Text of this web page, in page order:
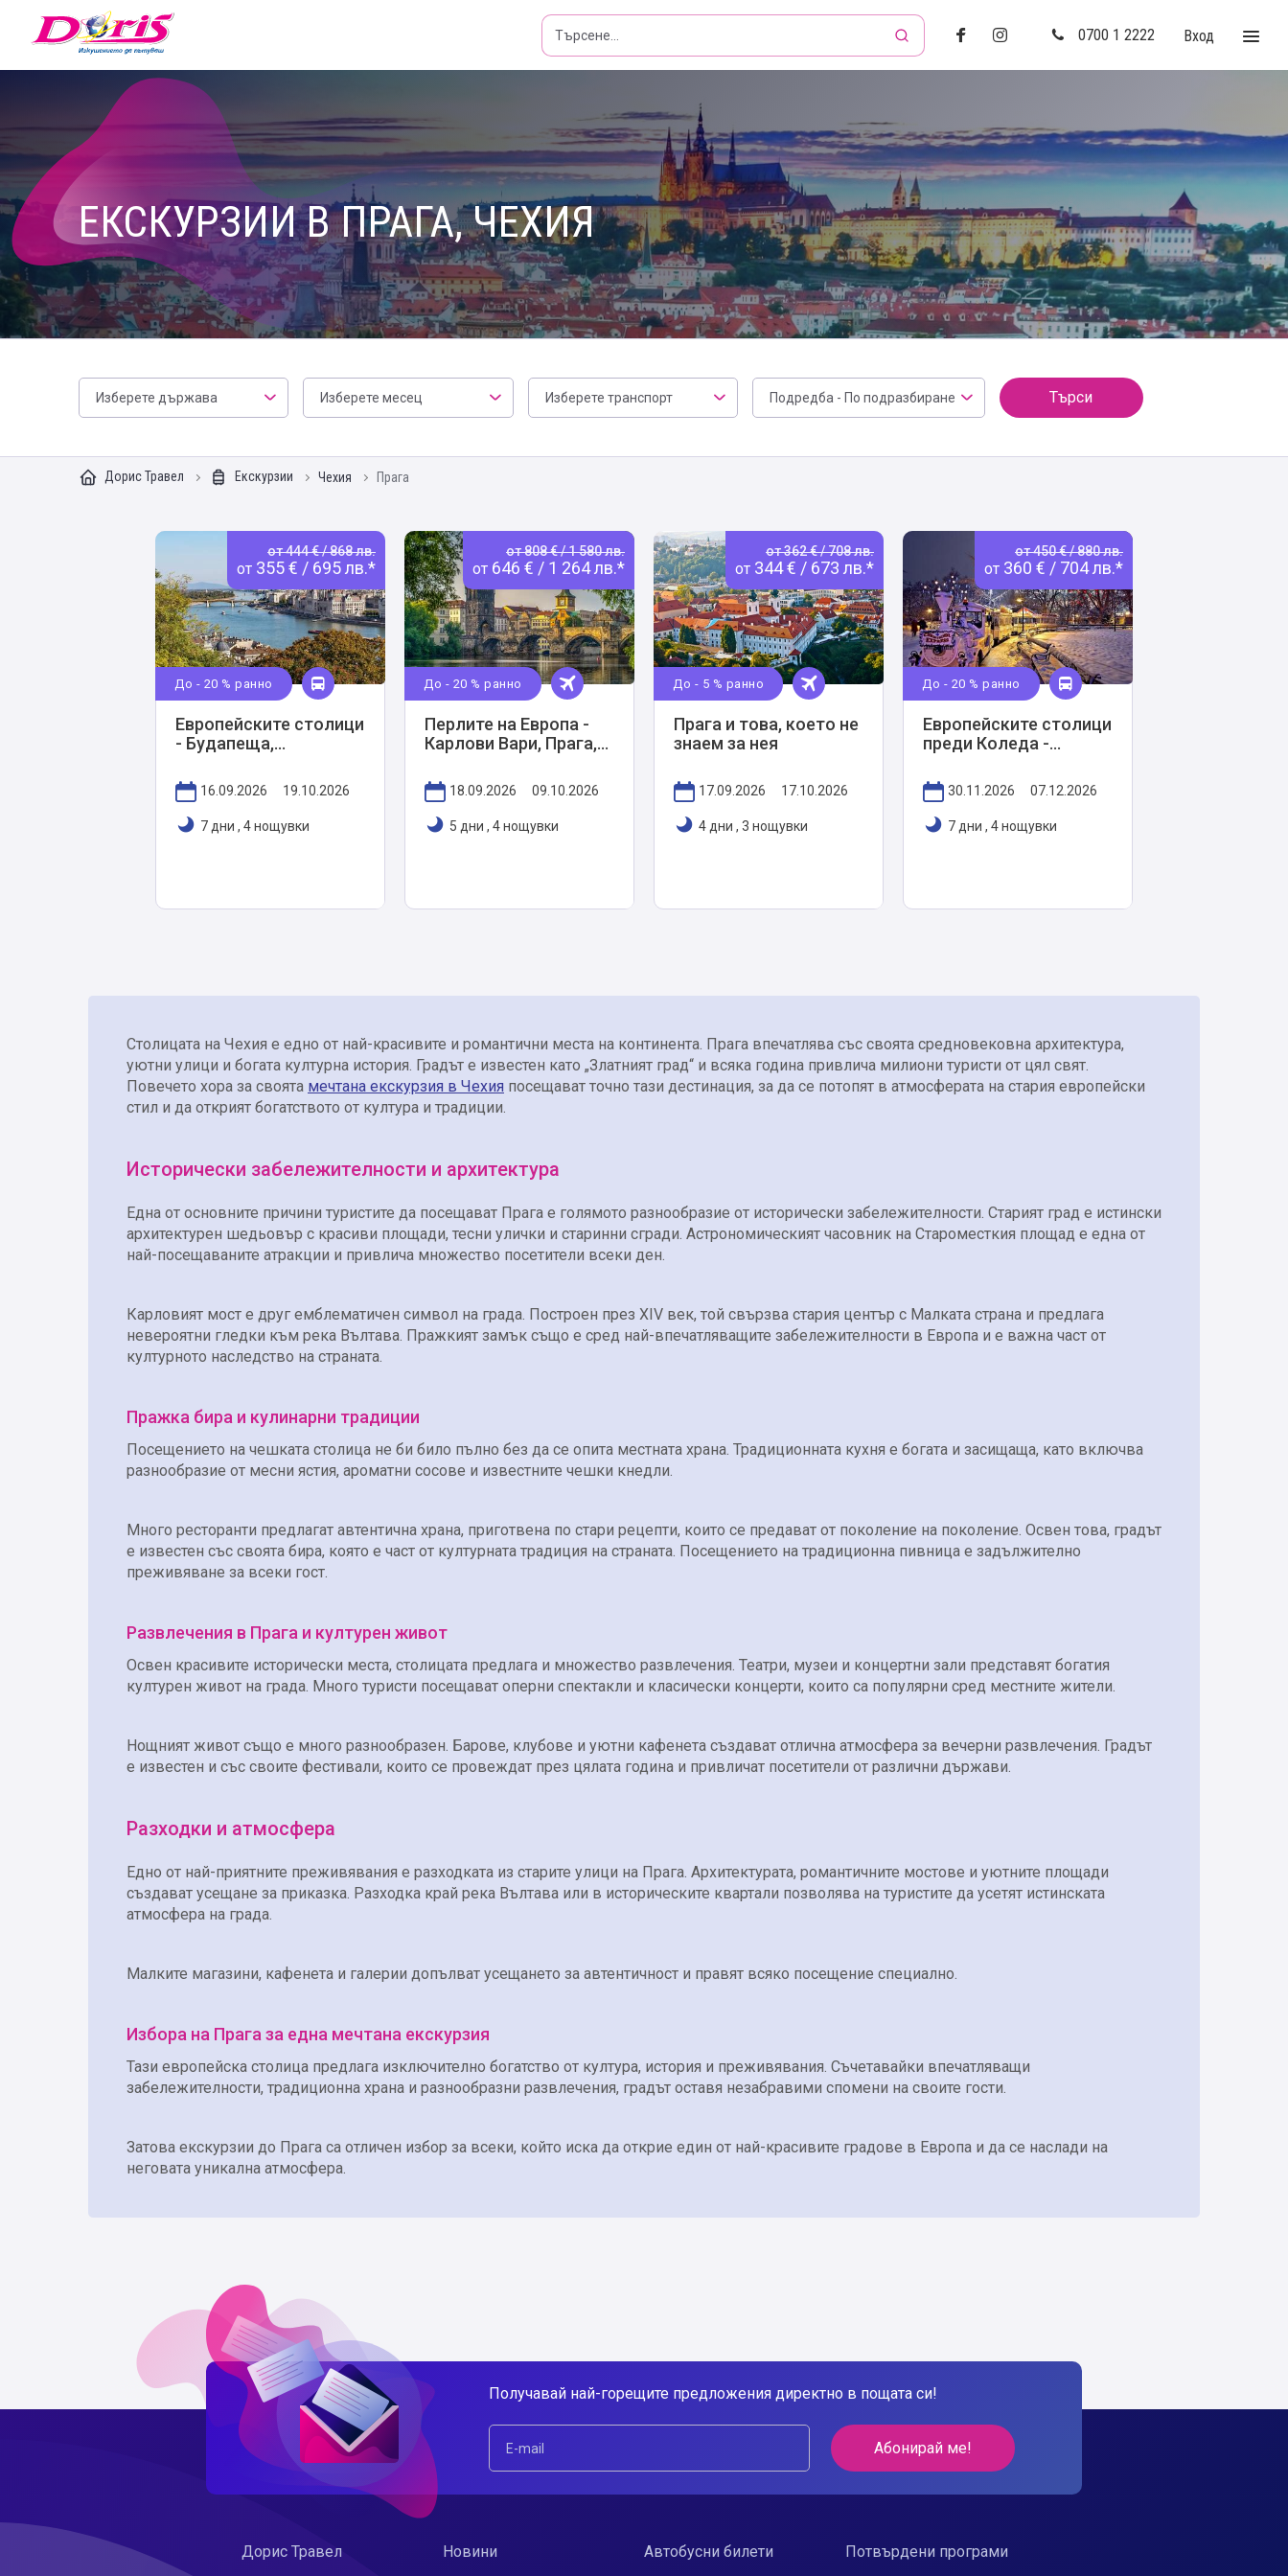
Doris - Изкушението да пътуваш
0700 1 2222
Вход
ЕКСКУРЗИИ В ПРАГА, ЧЕХИЯ
Изберете държава
Месец
Изберете месец
Транспорт
Изберете транспорт
Филтър
Подредба - По подразбиране Търси
Дорис Травел Екскурзии Чехия Прага
от 444 € / 868 лв.
от 355 € / 695 лв.*
До - 20 % ранно
Европейските столици
- Будапеща,
Виена16.09.2026 19.10.2026
7 дни , 4 нощувки
от 808 € / 1 580 лв.
от 646 € / 1 264 лв.*
До - 20 % ранно
Перлите на Европа -
Карлови Вари, Прага,
18.09.2026 09.10.2026
5 дни , 4 нощувки
от 362 € / 708 лв.
от 344 € / 673 лв.*
До - 5 % ранно
Прага и това, което не
знаем за нея
17.09.2026 17.10.2026
4 дни , 3 нощувки
от 450 € / 880 лв.
от 360 € / 704 лв.*
До - 20 % ранно
Европейските столици
преди Коледа -
Братислава, Прага и
Виена30.11.2026 07.12.2026
7 дни , 4 нощувки
Столицата на Чехия е едно от най-красивите и романтични места на континента. Прага впечатлява със своята средновековна архитектура,
уютни улици и богата културна история. Градът е известен като „Златният град“ и всяка година привлича милиони туристи от цял свят.
Повечето хора за своята мечтана екскурзия в Чехия посещават точно тази дестинация, за да се потопят в атмосферата на стария европейски
стил и да открият богатството от култура и традиции.
Исторически забележителности и архитектура
Една от основните причини туристите да посещават Прага е голямото разнообразие от исторически забележителности. Старият град е истински
архитектурен шедьовър с красиви площади, тесни улички и старинни сгради. Астрономическият часовник на Староместкия площад е една от
най-посещаваните атракции и привлича множество посетители всеки ден.
Карловият мост е друг емблематичен символ на града. Построен през XIV век, той свързва стария център с Малката страна и предлага
невероятни гледки към река Вълтава. Пражкият замък също е сред най-впечатляващите забележителности в Европа и е важна част от
културното наследство на страната.
Пражка бира и кулинарни традиции
Посещението на чешката столица не би било пълно без да се опита местната храна. Традиционната кухня е богата и засищаща, като включва
разнообразие от месни ястия, ароматни сосове и известните чешки кнедли.
Много ресторанти предлагат автентична храна, приготвена по стари рецепти, които се предават от поколение на поколение. Освен това, градът
е известен със своята бира, която е част от културната традиция на страната. Посещението на традиционна пивница е задължително
преживяване за всеки гост.
Развлечения в Прага и културен живот
Освен красивите исторически места, столицата предлага и множество развлечения. Театри, музеи и концертни зали представят богатия
културен живот на града. Много туристи посещават оперни спектакли и класически концерти, които са популярни сред местните жители.
Нощният живот също е много разнообразен. Барове, клубове и уютни кафенета създават отлична атмосфера за вечерни развлечения. Градът
е известен и със своите фестивали, които се провеждат през цялата година и привличат посетители от различни държави.
Разходки и атмосфера
Едно от най-приятните преживявания е разходката из старите улици на Прага. Архитектурата, романтичните мостове и уютните площади
създават усещане за приказка. Разходка край река Вълтава или в историческите квартали позволява на туристите да усетят истинската
атмосфера на града.
Малките магазини, кафенета и галерии допълват усещането за автентичност и правят всяко посещение специално.
Избора на Прага за една мечтана екскурзия
Тази европейска столица предлага изключително богатство от култура, история и преживявания. Съчетавайки впечатляващи
забележителности, традиционна храна и разнообразни развлечения, градът оставя незабравими спомени на своите гости.
Затова екскурзии до Прага са отличен избор за всеки, който иска да открие един от най-красивите градове в Европа и да се наслади на
неговата уникална атмосфера.
Получавай най-горещите предложения директно в пощата си!
Абонирай ме!
Дорис Травел Новини Автобусни билети Потвърдени програми